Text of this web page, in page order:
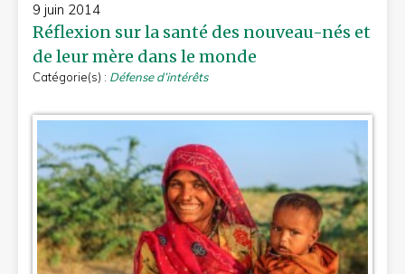
9 juin 2014
Réflexion sur la santé des nouveau-nés et
de leur mère dans le monde
Catégorie(s) : Défense d’intérêts